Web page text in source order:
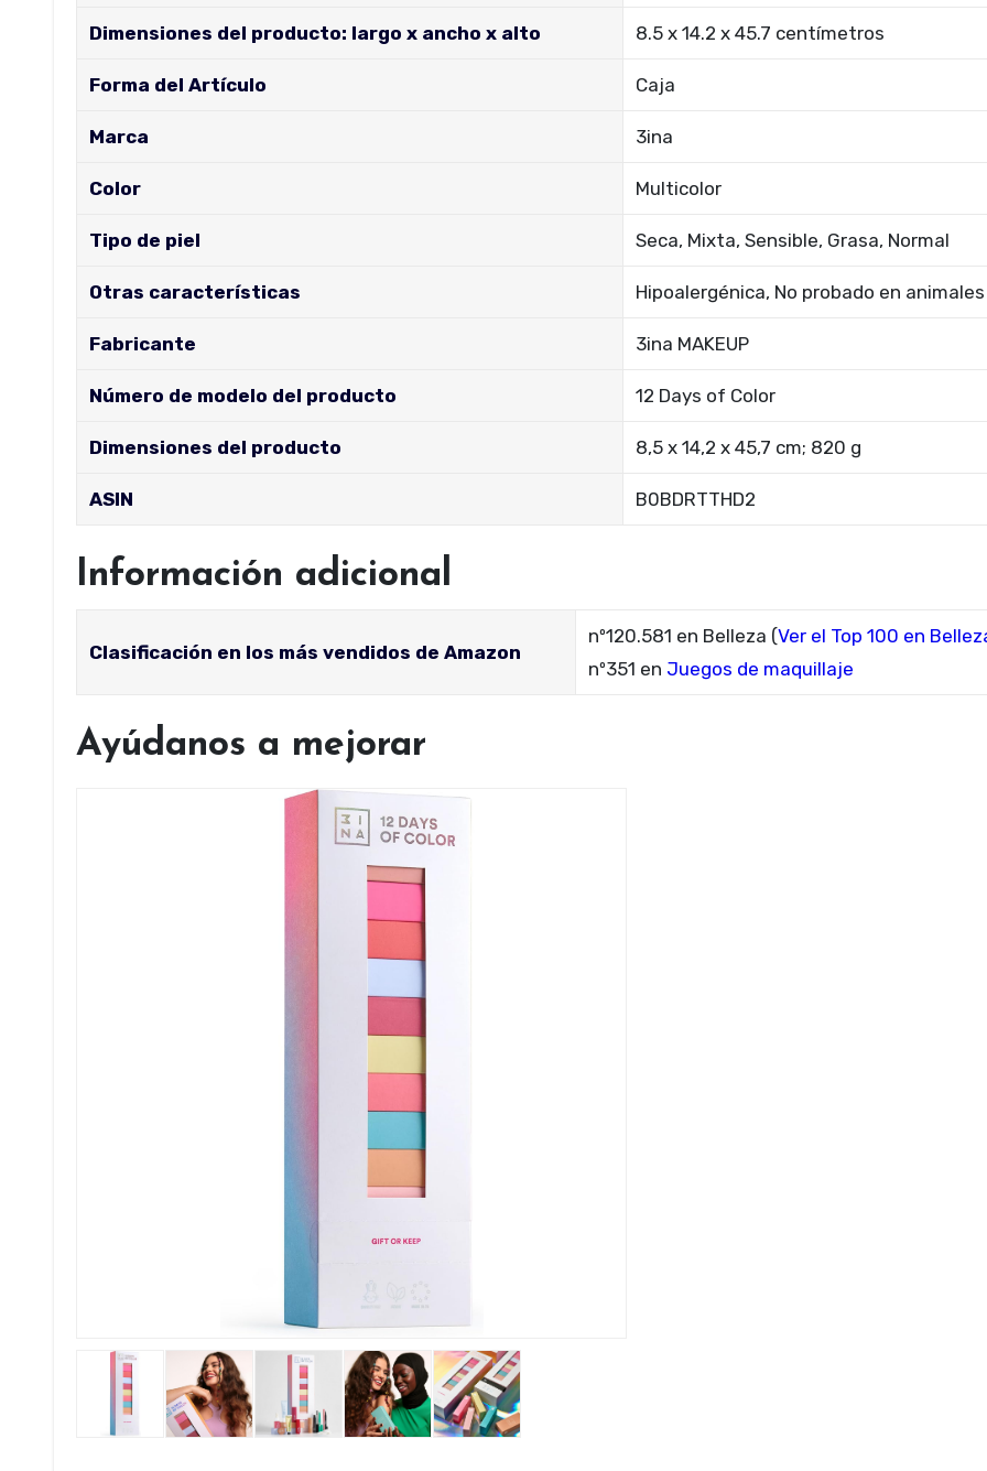
Dimensiones del producto: largo x ancho x alto ‎8.5 x 14.2 x 45.7 centímetros
Forma del Artículo ‎Caja
Marca ‎3ina
Color ‎Multicolor
Tipo de piel ‎Seca, Mixta, Sensible, Grasa, Normal
Otras características ‎Hipoalergénica, No probado en animales
Fabricante ‎3ina MAKEUP
Número de modelo del producto ‎12 Days of Color
Dimensiones del producto ‎8,5 x 14,2 x 45,7 cm; 820 g
ASIN ‎B0BDRTTHD2
Información adicional
Clasificación en los más vendidos de Amazon
nº120.581 en Belleza (Ver el Top 100 en
nº351 en Juegos de maquillaje
Ayúdanos a mejorar